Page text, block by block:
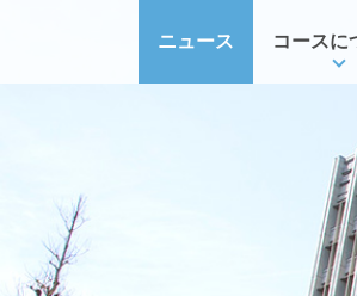
ニュース コースに